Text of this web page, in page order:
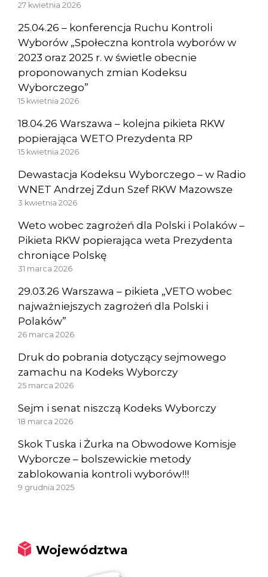
27 kwietnia 2026
25.04.26 – konferencja Ruchu Kontroli
Wyborów „Społeczna kontrola wyborów w
2023 oraz 2025 r. w świetle obecnie
proponowanych zmian Kodeksu
Wyborczego”
15 kwietnia 2026
18.04.26 Warszawa – kolejna pikieta RKW
popierająca WETO Prezydenta RP
15 kwietnia 2026
Dewastacja Kodeksu Wyborczego – w Radio
WNET Andrzej Zdun Szef RKW Mazowsze
3 kwietnia 2026
Weto wobec zagrożeń dla Polski i Polaków –
Pikieta RKW popierająca weta Prezydenta
chroniące Polskę
31 marca 2026
29.03.26 Warszawa – pikieta „VETO wobec
najważniejszych zagrożeń dla Polski i
Polaków”
26 marca 2026
Druk do pobrania dotyczący sejmowego
zamachu na Kodeks Wyborczy
25 marca 2026
Sejm i senat niszczą Kodeks Wyborczy
18 marca 2026
Skok Tuska i Żurka na Obwodowe Komisje
Wyborcze – bolszewickie metody
zablokowania kontroli wyborów!!!
9 grudnia 2025
Województwa